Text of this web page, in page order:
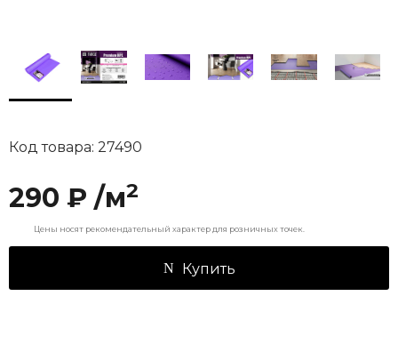
Код товара: 27490
290 ₽ /м2
Цены носят рекомендательный характер для розничных точек.
Купить